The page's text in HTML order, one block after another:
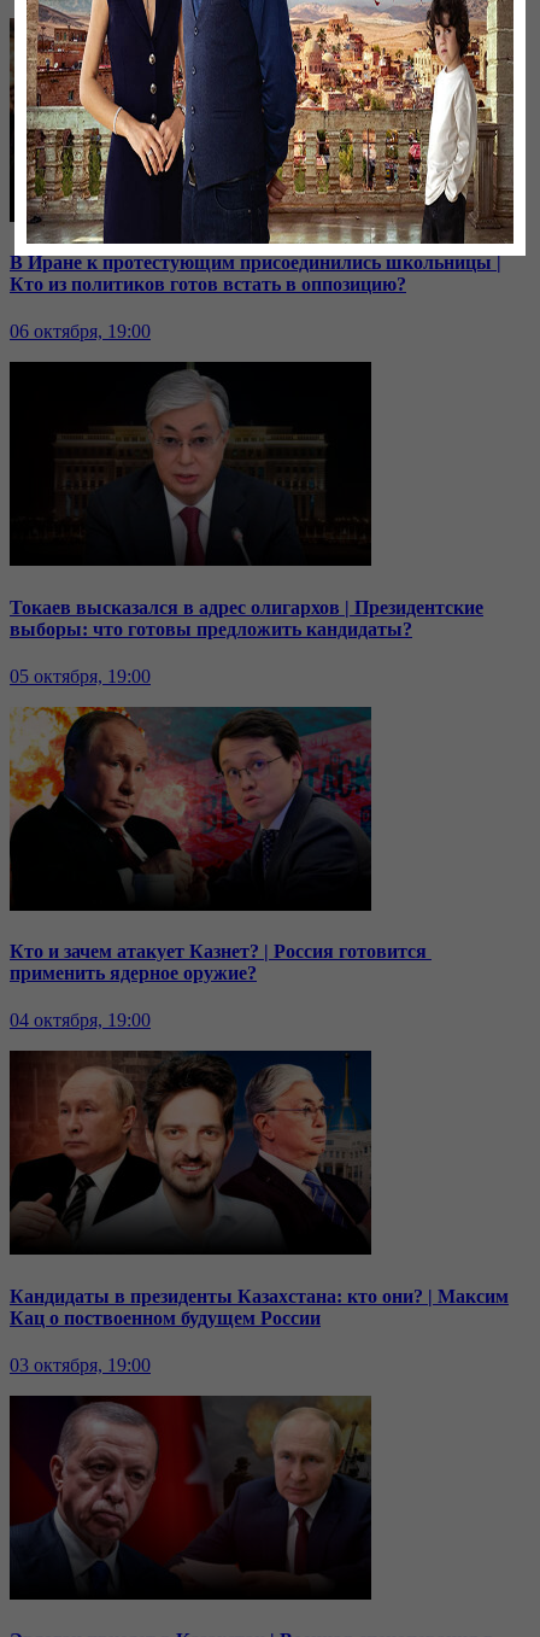
В Иране к протестующим присоединились школьницы |
Кто из политиков готов встать в оппозицию?
06 октября, 19:00
Токаев высказался в адрес олигархов | Президентские
выборы: что готовы предложить кандидаты?
05 октября, 19:00
Кто и зачем атакует Казнет? | Россия готовится
применить ядерное оружие?
04 октября, 19:00
Кандидаты в президенты Казахстана: кто они? | Максим
Кац о поствоенном будущем России
03 октября, 19:00